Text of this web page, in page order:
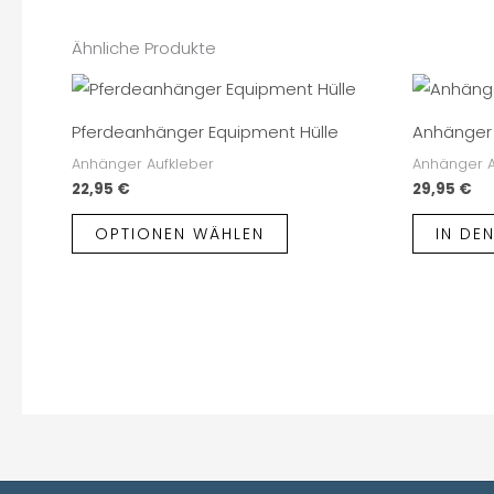
Ähnliche Produkte
Pferdeanhänger Equipment Hülle
Anhänger Aufkleber
22,95 €
OPTIONEN WÄHLEN
Anhänger
29,95 €
IN